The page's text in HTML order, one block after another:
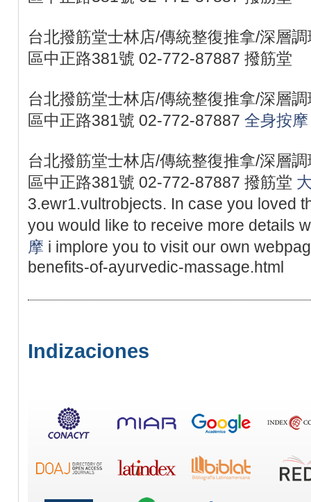
台北撥筋堂士林店/傳統整復推拿/深層
區中正路381號 02-772-87887 撥筋堂
台北撥筋堂士林店/傳統整復推拿/深層
區中正路381號 02-772-87887 全身按摩
台北撥筋堂士林店/傳統整復推拿/深層
區中正路381號 02-772-87887 撥筋堂
3.ewr1.vultrobjects. In case you loved
you would like to receive more details
摩 i implore you to visit our own
benefits-of-ayurvedic-massage.html
Indizaciones